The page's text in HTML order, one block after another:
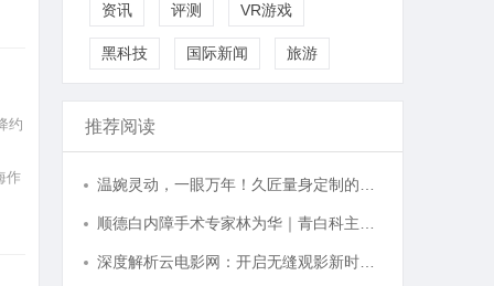
约
作
资讯 评测 VR游戏
黑科技 国际新闻 旅游
推荐阅读